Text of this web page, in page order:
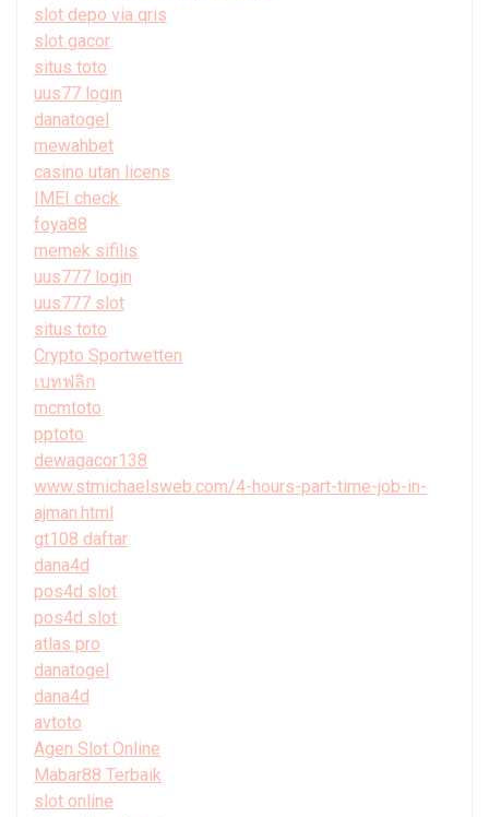
slot depo via qris
slot gacor
situs toto
uus77 login
danatogel
mewahbet
casino utan licens
IMEI check
foya88
memek sifilis
uus777 login
uus777 slot
situs toto
Crypto Sportwetten
เบทฟลิก
mcmtoto
pptoto
dewagacor138
www.stmichaelsweb.com/4-hours-part-time-job-in-
ajman.html
gt108 daftar
dana4d
pos4d slot
pos4d slot
atlas pro
danatogel
dana4d
avtoto
Agen Slot Online
Mabar88 Terbaik
slot online